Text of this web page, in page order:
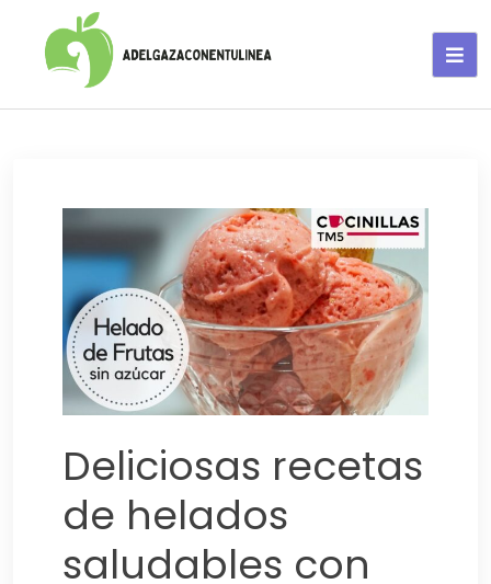
Deliciosas recetas
de helados
saludables con